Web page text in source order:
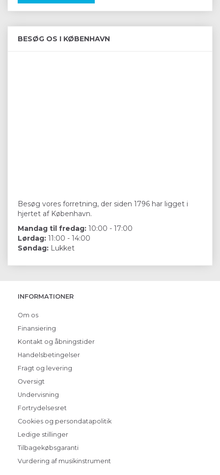
BESØG OS I KØBENHAVN
Besøg vores forretning, der siden 1796 har ligget i
hjertet af København.
Mandag til fredag: 10:00 - 17:00
Lørdag: 11:00 - 14:00
Søndag: Lukket
INFORMATIONER
Om os
Finansiering
Kontakt og åbningstider
Handelsbetingelser
Fragt og levering
Oversigt
Undervisning
Fortrydelsesret
Cookies og persondatapolitik
Ledige stillinger
Tilbagekøbsgaranti
Vurdering af musikinstrument